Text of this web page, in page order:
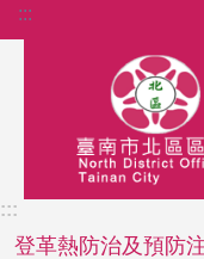
跳到主要內容區塊
:::
:::
登革熱防治及預防